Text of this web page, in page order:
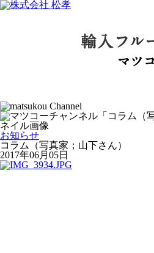
お知らせ
コラム（写真家；山下さん）
2017年06月05日